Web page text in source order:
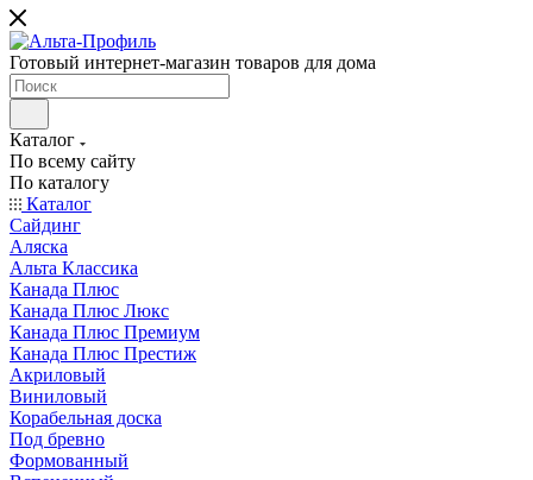
Готовый интернет-магазин товаров для дома
Каталог
По всему сайту
По каталогу
Каталог
Сайдинг
Аляска
Альта Классика
Канада Плюс
Канада Плюс Люкс
Канада Плюс Премиум
Канада Плюс Престиж
Акриловый
Виниловый
Корабельная доска
Под бревно
Формованный